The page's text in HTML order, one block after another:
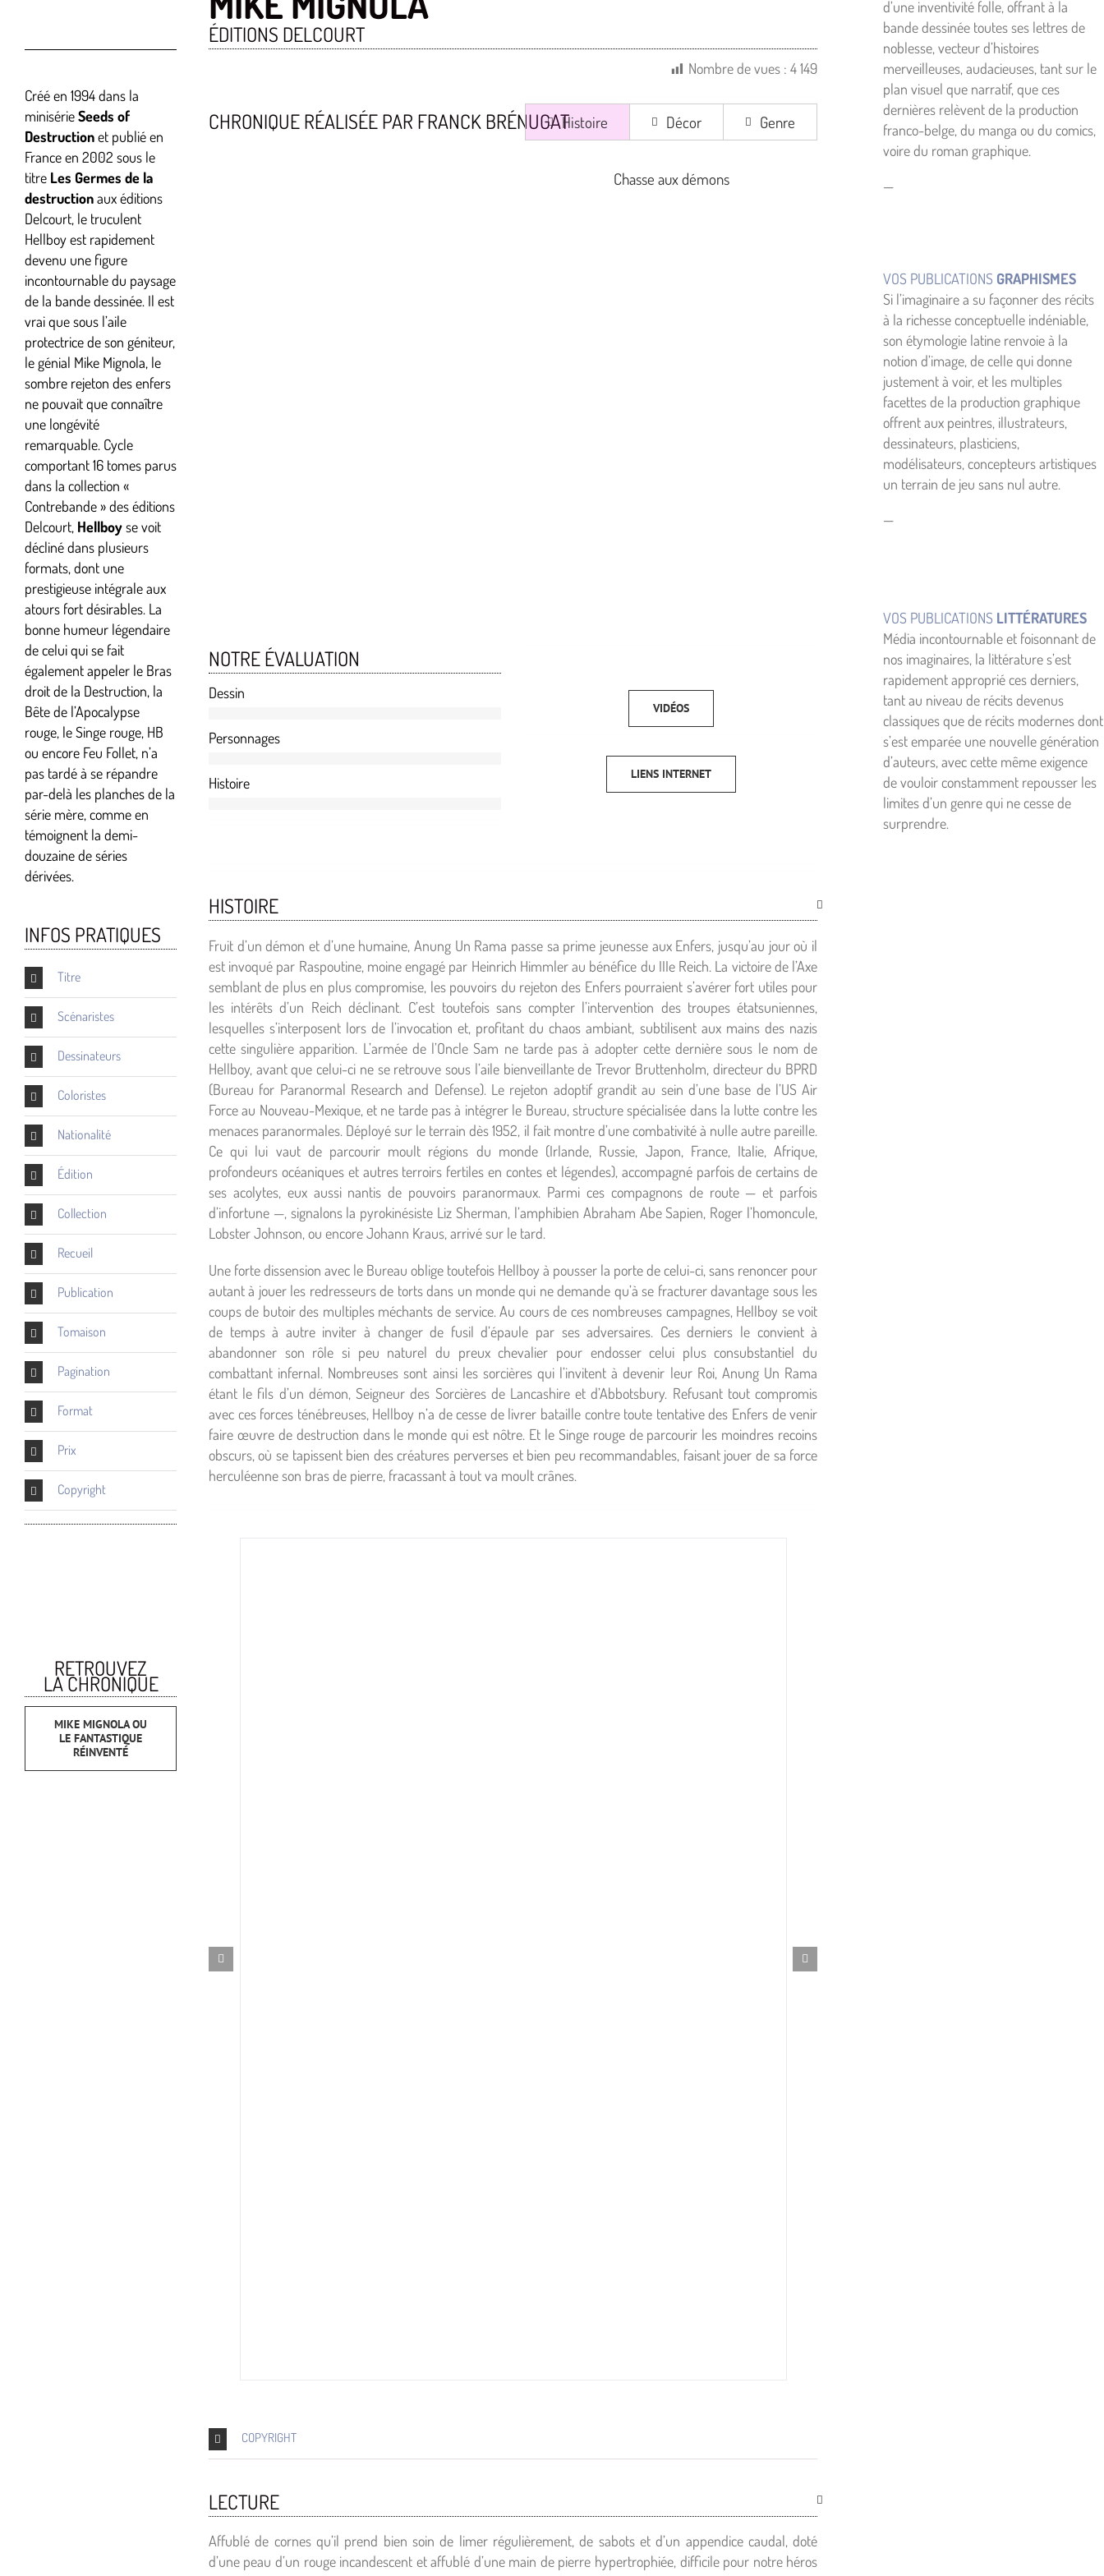
Créé en 1994 dans la
minisérieSeeds of
Destructionet publié en
France en 2002 sous le
titre Les Germes de la
destructionaux éditions
Delcourt, le truculent
Hellboy est rapidement
devenu une figure
incontournable du paysage
de la bande dessinée. Il est
vrai que sous l’aile
protectrice de son géniteur,
le génial Mike Mignola, le
sombre rejeton des enfers
ne pouvait que connaître
une longévité
remarquable. Cycle
comportant 16 tomes parus
dans la collection «
Contrebande » des éditions
Delcourt, Hellboyse voit
décliné dans plusieurs
formats, dont une
prestigieuse intégrale aux
atours fort désirables. La
bonne humeur légendaire
de celui qui se fait
également appeler le Bras
droit de la Destruction, la
Bête de l’Apocalypse
rouge, le Singe rouge, HB
ou encore Feu Follet, n’a
pas tardé à se répandre
par-delà les planches de la
série mère, comme en
témoignent la demi-
douzaine de séries
dérivées.
INFOS PRATIQUES
Titre
Scénaristes
Dessinateurs
Coloristes
Nationalité
Édition
Collection
Recueil
Publication
Tomaison
Pagination
Format
Prix
Copyright
RETROUVEZ
LA CHRONIQUE
MIKE MIGNOLA OU
LE FANTASTIQUE
RÉINVENTÉ
ÉDITIONS DELCOURT
CHRONIQUE RÉALISÉE PAR FRANCK BRÉNUGAT
Nombre de vues : 4 149
Histoire Décor Genre
Chasse aux démons
NOTRE ÉVALUATION
Dessin
Personnages
Histoire
VIDÉOS
LIENS INTERNET
HISTOIRE
Fruit d’un démon et d’une humaine, Anung Un Rama passe sa prime jeunesse aux Enfers, jusqu’au jour où il
est invoqué par Raspoutine, moine engagé par Heinrich Himmler au bénéfice du IIIe Reich. La victoire de l’Axe
semblant de plus en plus compromise, les pouvoirs du rejeton des Enfers pourraient s’avérer fort utiles pour
les intérêts d’un Reich déclinant. C’est toutefois sans compter l’intervention des troupes étatsuniennes,
lesquelles s’interposent lors de l’invocation et, profitant du chaos ambiant, subtilisent aux mains des nazis
cette singulière apparition. L’armée de l’Oncle Sam ne tarde pas à adopter cette dernière sous le nom de
Hellboy, avant que celui-ci ne se retrouve sous l’aile bienveillante de Trevor Bruttenholm, directeur du BPRD
(Bureau for Paranormal Research and Defense). Le rejeton adoptif grandit au sein d’une base de l’US Air
Force au Nouveau-Mexique, et ne tarde pas à intégrer le Bureau, structure spécialisée dans la lutte contre les
menaces paranormales. Déployé sur le terrain dès 1952, il fait montre d’une combativité à nulle autre pareille.
Ce qui lui vaut de parcourir moult régions du monde (Irlande, Russie, Japon, France, Italie, Afrique,
profondeurs océaniques et autres terroirs fertiles en contes et légendes), accompagné parfois de certains de
ses acolytes, eux aussi nantis de pouvoirs paranormaux. Parmi ces compagnons de route — et parfois
d’infortune —, signalons la pyrokinésiste Liz Sherman, l’amphibien Abraham Abe Sapien, Roger l’homoncule,
Lobster Johnson, ou encore Johann Kraus, arrivé sur le tard.
Une forte dissension avec le Bureau oblige toutefois Hellboy à pousser la porte de celui-ci, sans renoncer pour
autant à jouer les redresseurs de torts dans un monde qui ne demande qu’à se fracturer davantage sous les
coups de butoir des multiples méchants de service. Au cours de ces nombreuses campagnes, Hellboy se voit
de temps à autre inviter à changer de fusil d’épaule par ses adversaires. Ces derniers le convient à
abandonner son rôle si peu naturel du preux chevalier pour endosser celui plus consubstantiel du
combattant infernal. Nombreuses sont ainsi les sorcières qui l’invitent à devenir leur Roi, Anung Un Rama
étant le fils d’un démon, Seigneur des Sorcières de Lancashire et d’Abbotsbury. Refusant tout compromis
avec ces forces ténébreuses, Hellboy n’a de cesse de livrer bataille contre toute tentative des Enfers de venir
faire œuvre de destruction dans le monde qui est nôtre. Et le Singe rouge de parcourir les moindres recoins
obscurs, où se tapissent bien des créatures perverses et bien peu recommandables, faisant jouer de sa force
herculéenne son bras de pierre, fracassant à tout va moult crânes.
COPYRIGHT
LECTURE
Affublé de cornes qu’il prend bien soin de limer régulièrement, de sabots et d’un appendice caudal, doté
d’une peau d’un rouge incandescent et affublé d’une main de pierre hypertrophiée, difficile pour notre héros
d’une inventivité folle, offrant à la
bande dessinée toutes ses lettres de
noblesse, vecteur d’histoires
merveilleuses, audacieuses, tant sur le
plan visuel que narratif, que ces
dernières relèvent de la production
franco-belge, du manga ou du comics,
voire du roman graphique.
—
VOS PUBLICATIONS GRAPHISMES
Si l’imaginaire a su façonner des récits
à la richesse conceptuelle indéniable,
son étymologie latine renvoie à la
notion d’image, de celle qui donne
justement à voir, et les multiples
facettes de la production graphique
offrent aux peintres, illustrateurs,
dessinateurs, plasticiens,
modélisateurs, concepteurs artistiques
un terrain de jeu sans nul autre.
—
VOS PUBLICATIONS LITTÉRATURES
Média incontournable et foisonnant de
nos imaginaires, la littérature s’est
rapidement approprié ces derniers,
tant au niveau de récits devenus
classiques que de récits modernes dont
s’est emparée une nouvelle génération
d’auteurs, avec cette même exigence
de vouloir constamment repousser les
limites d’un genre qui ne cesse de
surprendre.